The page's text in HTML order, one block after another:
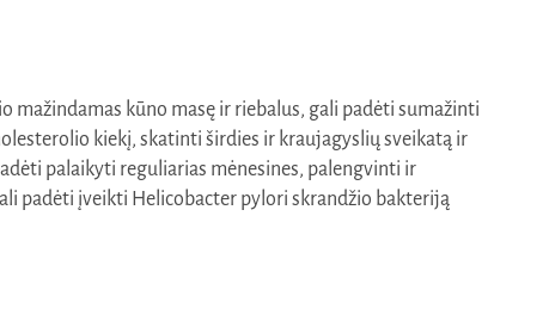
mažindamas kūno masę ir riebalus, gali padėti sumažinti
kiekį, skatinti širdies ir kraujagyslių sveikatą ir
palaikyti reguliarias mėnesines, palengvinti ir
padėti įveikti Helicobacter pylori skrandžio bakteriją